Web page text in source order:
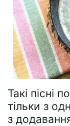
Такі пісні
тільки з
з